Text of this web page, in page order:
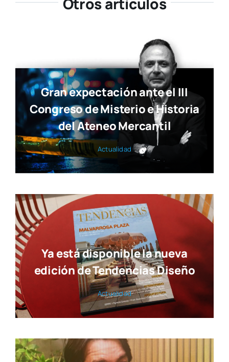
Gran expectación ante el III
Congreso de Misterio e Historia
del Ateneo Mercantil
Actua­li­dad
Ya está disponible la nueva
edición de Tendencias Diseño
Actua­li­dad